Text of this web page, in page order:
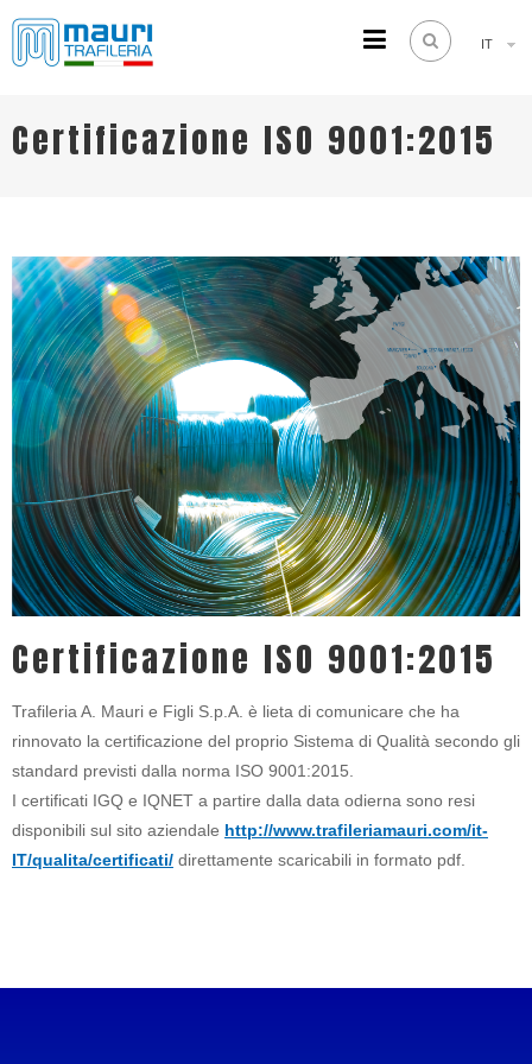
IT
Certificazione ISO 9001:2015
Certificazione ISO 9001:2015
Trafileria A. Mauri e Figli S.p.A. è lieta di comunicare che ha
rinnovato la certificazione del proprio Sistema di Qualità secondo gli
standard previsti dalla norma ISO 9001:2015.
I certificati IGQ e IQNET a partire dalla data odierna sono resi
disponibili sul sito aziendale http://www.trafileriamauri.com/it-
IT/qualita/certificati/ direttamente scaricabili in formato pdf.